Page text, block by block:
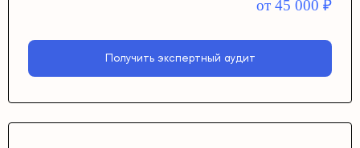
от 45 000 ₽
Получить экспертный аудит